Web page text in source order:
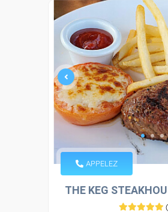
APPELEZ
THE KEG
(